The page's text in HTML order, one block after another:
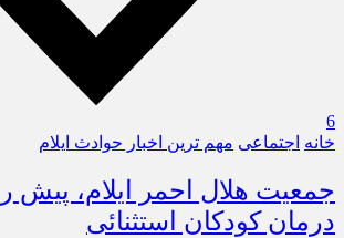
6
خانه اجتماعی مهم ترین اخبار حوادث ایلام
جمعیت هلال احمر ایلام، پیش
درمان کودکان استثنائی